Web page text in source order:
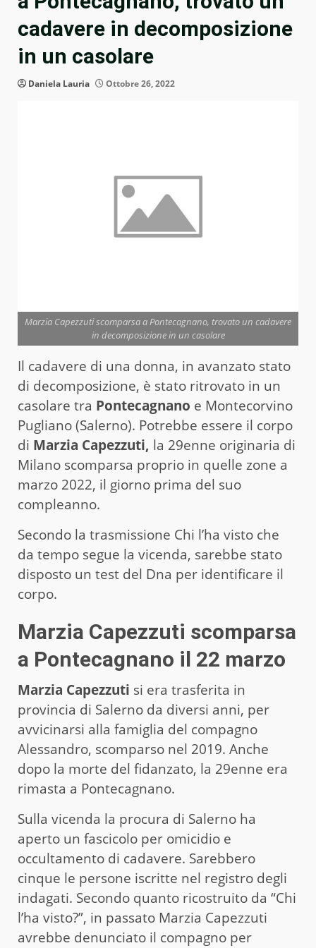
cadavere in decomposizione
in un casolare
Daniela Lauria Ottobre 26, 2022
Marzia Capezzuti scomparsa a Pontecagnano, trovato un cadavere
in decomposizione in un casolare
Il cadavere di una donna, in avanzato stato
di decomposizione, è stato ritrovato in un
casolare tra Pontecagnano e Montecorvino
Pugliano (Salerno). Potrebbe essere il corpo
di Marzia Capezzuti, la 29enne originaria di
Milano scomparsa proprio in quelle zone a
marzo 2022, il giorno prima del suo
compleanno.
Secondo la trasmissione Chi l’ha visto che
da tempo segue la vicenda, sarebbe stato
disposto un test del Dna per identificare il
corpo.
Marzia Capezzuti scomparsa
a Pontecagnano il 22 marzo
Marzia Capezzuti si era trasferita in
provincia di Salerno da diversi anni, per
avvicinarsi alla famiglia del compagno
Alessandro, scomparso nel 2019. Anche
dopo la morte del fidanzato, la 29enne era
rimasta a Pontecagnano.
Sulla vicenda la procura di Salerno ha
aperto un fascicolo per omicidio e
occultamento di cadavere. Sarebbero
cinque le persone iscritte nel registro degli
indagati. Secondo quanto ricostruito da “Chi
l’ha visto?”, in passato Marzia Capezzuti
avrebbe denunciato il compagno per